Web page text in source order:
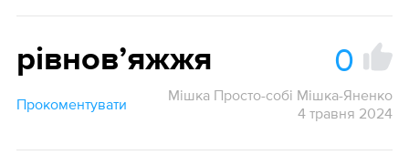
рівновʼяжжя 0
Прокоментувати
Мішка Просто-собі Мішка-Яненко
4 травня 2024